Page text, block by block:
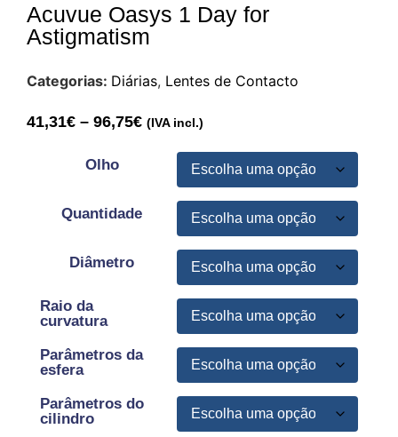
Acuvue Oasys 1 Day for
Astigmatism
Categorias: Diárias, Lentes de Contacto
41,31€ – 96,75€ (IVA incl.)
Olho
Quantidade
Diâmetro
Raio da
curvatura
Parâmetros da
esfera
Parâmetros do
cilindro